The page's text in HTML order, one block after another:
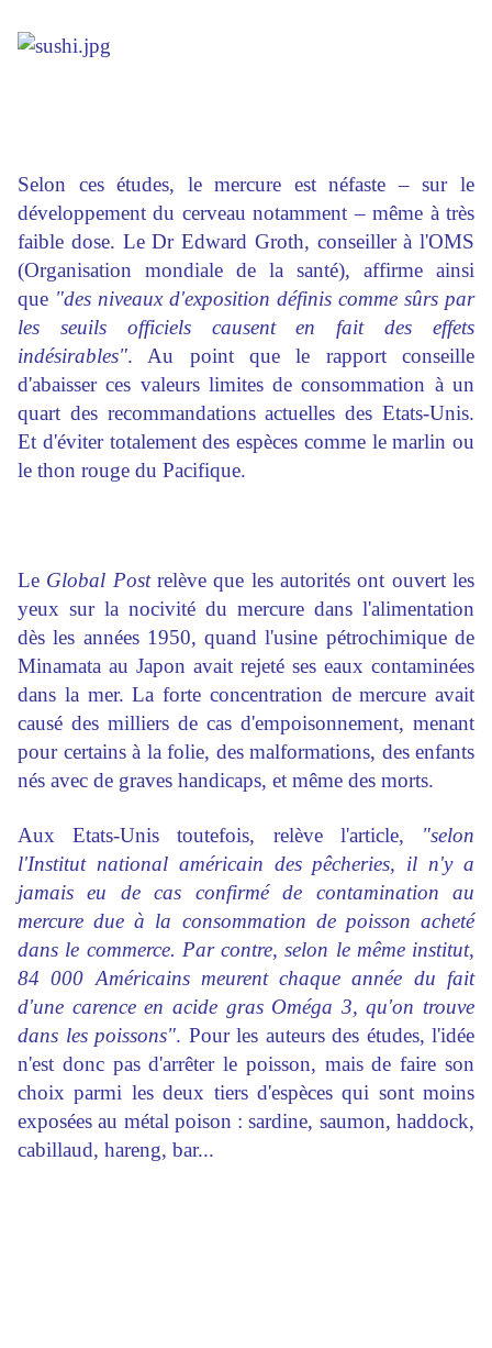
Selon ces études, le mercure est néfaste – sur le
développement du cerveau notamment – même à très
faible dose. Le Dr Edward Groth, conseiller à l'OMS
(Organisation mondiale de la santé), affirme ainsi
que "des niveaux d'exposition définis comme sûrs par
les seuils officiels causent en fait des effets
indésirables". Au point que le rapport conseille
d'abaisser ces valeurs limites de consommation à un
quart des recommandations actuelles des Etats-Unis.
Et d'éviter totalement des espèces comme le marlin ou
le thon rouge du Pacifique.
Le Global Postrelève que les autorités ont ouvert les
yeux sur la nocivité du mercure dans l'alimentation
dès les années 1950, quand l'usine pétrochimique de
Minamata au Japon avait rejeté ses eaux contaminées
dans la mer. La forte concentration de mercure avait
causé des milliers de cas d'empoisonnement, menant
pour certains à la folie, des malformations, des enfants
nés avec de graves handicaps, et même des morts.
Aux Etats-Unis toutefois, relève l'article, "selon
l'Institut national américain des pêcheries, il n'y a
jamais eu de cas confirmé de contamination au
mercure due à la consommation de poisson acheté
dans le commerce. Par contre, selon le même institut,
84 000 Américains meurent chaque année du fait
d'une carence en acide gras Oméga 3, qu'on trouve
dans les poissons". Pour les auteurs des études, l'idée
n'est donc pas d'arrêter le poisson, mais de faire son
choix parmi les deux tiers d'espèces qui sont moins
exposées au métal poison : sardine, saumon, haddock,
cabillaud, hareng, bar...